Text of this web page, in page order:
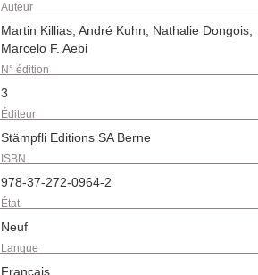
Auteur
Martin Killias, André Kuhn, Nathalie Dongois,
Marcelo F. Aebi
N° édition
3
Éditeur
Stämpfli Editions SA Berne
ISBN
978-37-272-0964-2
État
Neuf
Langue
Français